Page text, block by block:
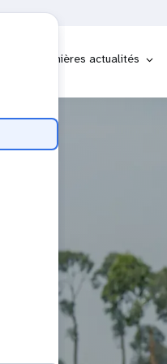
Dernières actualités